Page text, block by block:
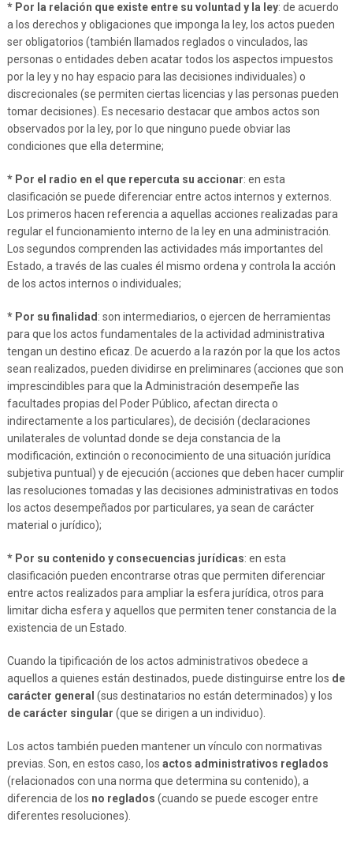
* Por la relación que existe entre su voluntad y la ley: de acuerdo
a los derechos y obligaciones que imponga la ley, los actos pueden
ser obligatorios (también llamados reglados o vinculados, las
personas o entidades deben acatar todos los aspectos impuestos
por la ley y no hay espacio para las decisiones individuales) o
discrecionales (se permiten ciertas licencias y las personas pueden
tomar decisiones). Es necesario destacar que ambos actos son
observados por la ley, por lo que ninguno puede obviar las
condiciones que ella determine;
* Por el radio en el que repercuta su accionar: en esta
clasificación se puede diferenciar entre actos internos y externos.
Los primeros hacen referencia a aquellas acciones realizadas para
regular el funcionamiento interno de la ley en una administración.
Los segundos comprenden las actividades más importantes del
Estado, a través de las cuales él mismo ordena y controla la acción
de los actos internos o individuales;
* Por su finalidad : son intermediarios, o ejercen de herramientas
para que los actos fundamentales de la actividad administrativa
tengan un destino eficaz. De acuerdo a la razón por la que los actos
sean realizados, pueden dividirse en preliminares (acciones que son
imprescindibles para que la Administración desempeñe las
facultades propias del Poder Público, afectan directa o
indirectamente a los particulares), de decisión (declaraciones
unilaterales de voluntad donde se deja constancia de la
modificación, extinción o reconocimiento de una situación jurídica
subjetiva puntual) y de ejecución (acciones que deben hacer cumplir
las resoluciones tomadas y las decisiones administrativas en todos
los actos desempeñados por particulares, ya sean de carácter
material o jurídico);
* Por su contenido y consecuencias jurídicas: en esta
clasificación pueden encontrarse otras que permiten diferenciar
entre actos realizados para ampliar la esfera jurídica, otros para
limitar dicha esfera y aquellos que permiten tener constancia de la
existencia de un Estado.
Cuando la tipificación de los actos administrativos obedece a
aquellos a quienes están destinados, puede distinguirse entre los de
carácter general (sus destinatarios no están determinados) y los
de carácter singular (que se dirigen a un individuo).
Los actos también pueden mantener un vínculo con normativas
previas. Son, en estos caso, los actos administrativos reglados
(relacionados con una norma que determina su contenido), a
diferencia de los no reglados (cuando se puede escoger entre
diferentes resoluciones).